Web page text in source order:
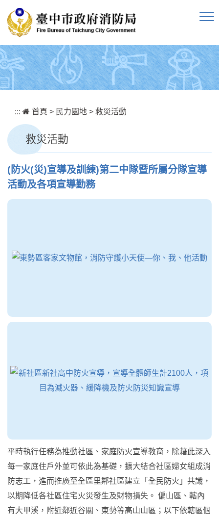
::: 首頁 > 民力園地 > 救災活動
救災活動
(防火(災)宣導及訓練)第二中隊暨所屬分隊宣導
活動及各項宣導勤務
平時執行任務為推動社區、家庭防火宣導教育，除藉此深入
每一家庭住戶外並可依此為基礎，擴大結合社區婦女組成消
防志工，進而推廣至全區里鄰社區建立「全民防火」共識，
以期降低各社區住宅火災發生及財物損失。 偏山區、轄內
有大甲溪，附近鄰近谷關、東勢等高山山區；以下依轄區個